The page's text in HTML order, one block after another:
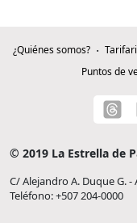
¿Quiénes somos?
Puntos de
© 2019 La Estrella de
C/ Alejandro A. Duque G.
Teléfono: +507 204-0000